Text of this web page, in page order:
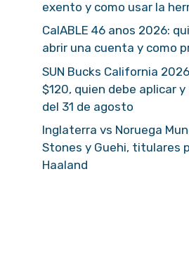
exento y como usar la
CalABLE 46 anos 2026:
abrir una cuenta y como
SUN Bucks California
$120, quien debe aplicar
del 31 de agosto
Inglaterra vs Noruega
Stones y Guehi, titulares
Haaland